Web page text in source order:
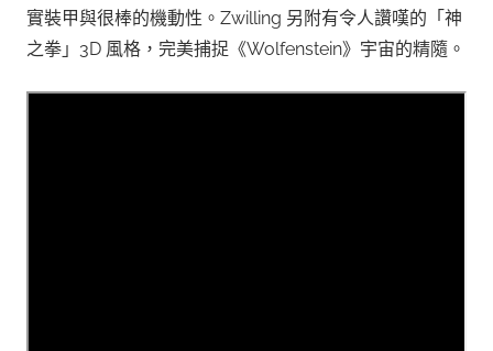
實裝甲與很棒的機動性。Zwilling 另附有令人讚嘆的「神
之拳」3D 風格，完美捕捉《Wolfenstein》宇宙的精隨。